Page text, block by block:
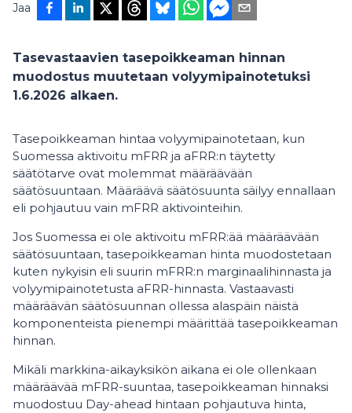
Jaa
Tasevastaavien tasepoikkeaman hinnan
muodostus muutetaan volyymipainotetuksi
1.6.2026 alkaen.
Tasepoikkeaman hintaa volyymipainotetaan, kun
Suomessa aktivoitu mFRR ja aFRR:n täytetty
säätötarve ovat molemmat määräävään
säätösuuntaan. Määräävä säätösuunta säilyy ennallaan
eli pohjautuu vain mFRR aktivointeihin.
Jos Suomessa ei ole aktivoitu mFRR:ää määräävään
säätösuuntaan, tasepoikkeaman hinta muodostetaan
kuten nykyisin eli suurin mFRR:n marginaalihinnasta ja
volyymipainotetusta aFRR-hinnasta. Vastaavasti
määräävän säätösuunnan ollessa alaspäin näistä
komponenteista pienempi määrittää tasepoikkeaman
hinnan.
Mikäli markkina-aikayksikön aikana ei ole ollenkaan
määräävää mFRR-suuntaa, tasepoikkeaman hinnaksi
muodostuu Day-ahead hintaan pohjautuva hinta,